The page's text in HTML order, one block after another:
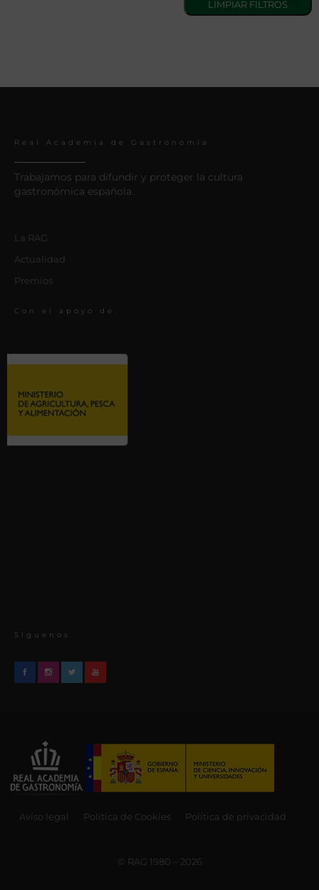
Real Academia de Gastronomía
Trabajamos para difundir y proteger la cultura
gastronómica española.
La RAG
Actualidad
Premios
Con el apoyo de:
Síguenos
Aviso legal Política de Cookies Política de privacidad
© RAG 1980 – 2026